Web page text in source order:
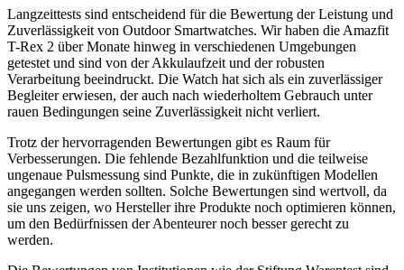
Langzeittests sind entscheidend für die Bewertung der Leistung und
Zuverlässigkeit von Outdoor Smartwatches. Wir haben die Amazfit
T-Rex 2 über Monate hinweg in verschiedenen Umgebungen
getestet und sind von der Akkulaufzeit und der robusten
Verarbeitung beeindruckt. Die Watch hat sich als ein zuverlässiger
Begleiter erwiesen, der auch nach wiederholtem Gebrauch unter
rauen Bedingungen seine Zuverlässigkeit nicht verliert.
Trotz der hervorragenden Bewertungen gibt es Raum für
Verbesserungen. Die fehlende Bezahlfunktion und die teilweise
ungenaue Pulsmessung sind Punkte, die in zukünftigen Modellen
angegangen werden sollten. Solche Bewertungen sind wertvoll, da
sie uns zeigen, wo Hersteller ihre Produkte noch optimieren können,
um den Bedürfnissen der Abenteurer noch besser gerecht zu
werden.